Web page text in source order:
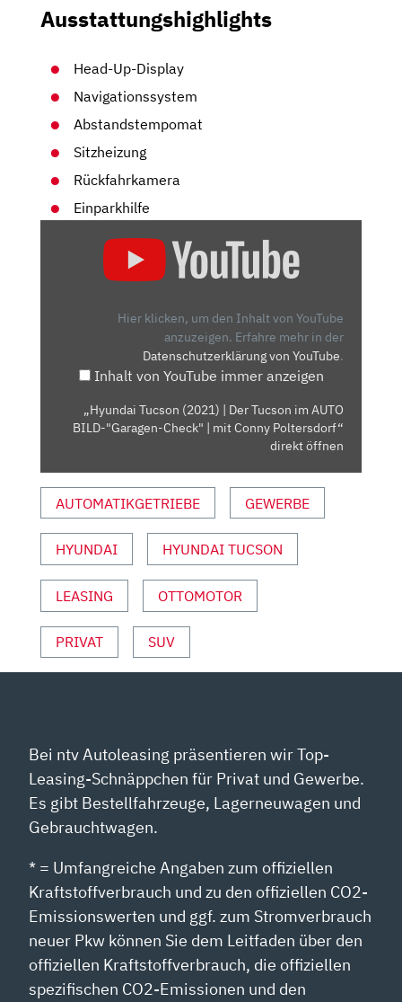
Ausstattungshighlights
Head-Up-Display
Navigationssystem
Abstandstempomat
Sitzheizung
Rückfahrkamera
Einparkhilfe
"GARAGEN-
CHECK"
CONNY
POLTERSDORF“
VON
YOUTUBE
Hier klicken, um den Inhalt von YouTube
anzuzeigen. Erfahre mehr in der
Datenschutzerklärung von YouTube.
Inhalt von YouTube immer anzeigen
„Hyundai Tucson (2021) | Der Tucson im AUTO
BILD-"Garagen-Check" | mit Conny Poltersdorf“
direkt öffnen
AUTOMATIKGETRIEBE GEWERBE
HYUNDAI HYUNDAI TUCSON
LEASING OTTOMOTOR
PRIVAT SUV
Bei ntv Autoleasing präsentieren wir Top-
Leasing-Schnäppchen für Privat und Gewerbe.
Es gibt Bestellfahrzeuge, Lagerneuwagen und
Gebrauchtwagen.
* = Umfangreiche Angaben zum offiziellen
Kraftstoffverbrauch und zu den offiziellen CO2-
Emissionswerten und ggf. zum Stromverbrauch
neuer Pkw können Sie dem Leitfaden über den
offiziellen Kraftstoffverbrauch, die offiziellen
spezifischen CO2-Emissionen und den